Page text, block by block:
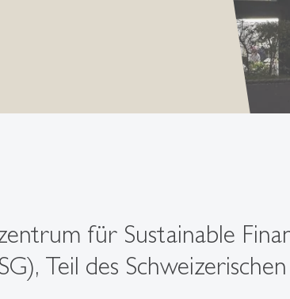
für Sustainable
Teil des